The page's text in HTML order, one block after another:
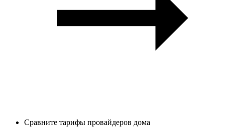
Сравните тарифы провайдеров дома